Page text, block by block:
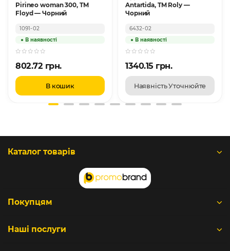
Pirineo woman 300, TM
Floyd — Чорний
1091-02
802.72 грн.
В кошик
Antartida, TM Roly —
Чорний
6432-02
1340.15 грн.
Наявність Уточнюйте
Каталог товарів
Покупцям
Наші послуги